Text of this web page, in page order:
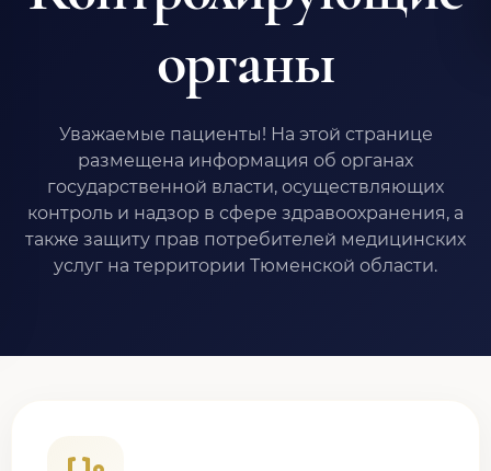
органы
Уважаемые пациенты! На этой странице
размещена информация об органах
государственной власти, осуществляющих
контроль и надзор в сфере здравоохранения, а
также защиту прав потребителей медицинских
услуг на территории Тюменской области.